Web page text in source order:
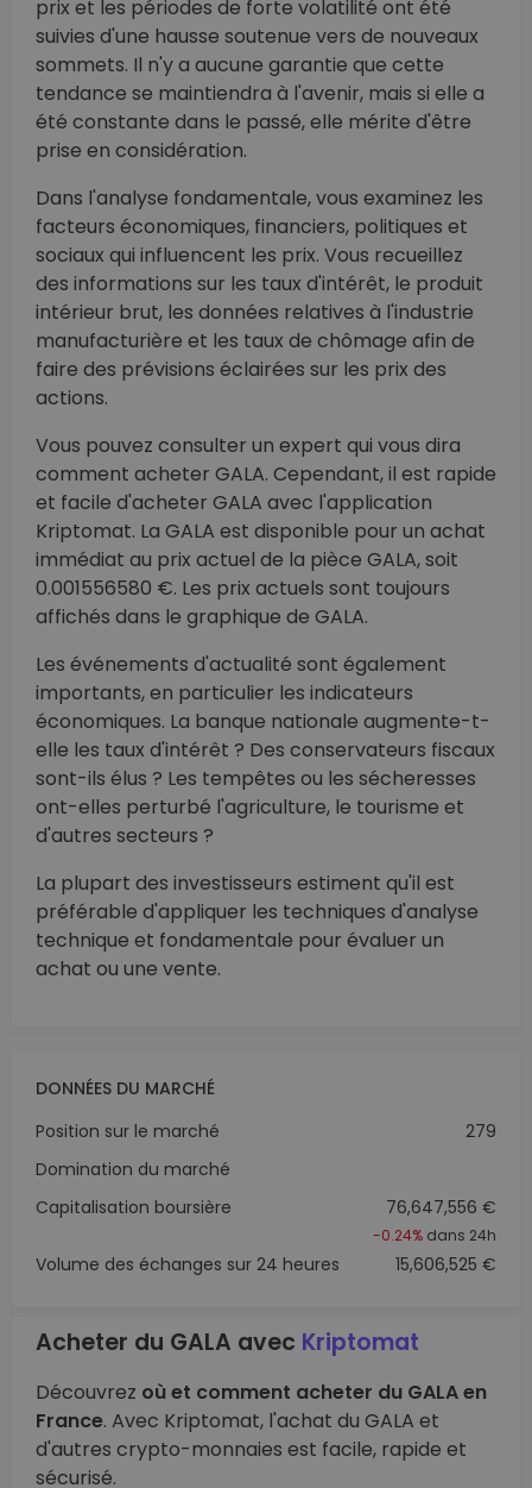
prix et les périodes de forte volatilité ont été
suivies d'une hausse soutenue vers de nouveaux
sommets. Il n'y a aucune garantie que cette
tendance se maintiendra à l'avenir, mais si elle a
été constante dans le passé, elle mérite d'être
prise en considération.
Dans l'analyse fondamentale, vous examinez les
facteurs économiques, financiers, politiques et
sociaux qui influencent les prix. Vous recueillez
des informations sur les taux d'intérêt, le produit
intérieur brut, les données relatives à l'industrie
manufacturière et les taux de chômage afin de
faire des prévisions éclairées sur les prix des
actions.
Vous pouvez consulter un expert qui vous dira
comment acheter GALA. Cependant, il est rapide
et facile d'acheter GALA avec l'application
Kriptomat. La GALA est disponible pour un achat
immédiat au prix actuel de la pièce GALA, soit
0.001556580 €. Les prix actuels sont toujours
affichés dans le graphique de GALA.
Les événements d'actualité sont également
importants, en particulier les indicateurs
économiques. La banque nationale augmente-t-
elle les taux d'intérêt ? Des conservateurs fiscaux
sont-ils élus ? Les tempêtes ou les sécheresses
ont-elles perturbé l'agriculture, le tourisme et
d'autres secteurs ?
La plupart des investisseurs estiment qu'il est
préférable d'appliquer les techniques d'analyse
technique et fondamentale pour évaluer un
achat ou une vente.
DONNÉES DU MARCHÉ
Position sur le marché
279
Domination du marché
Capitalisation boursière
76,647,556 €
-0.24% dans 24h
Volume des échanges sur 24 heures 15,606,525 €
Acheter du GALA avec Kriptomat
Découvrez où et comment acheter du GALA en
France. Avec Kriptomat, l'achat du GALA et
d'autres crypto-monnaies est facile, rapide et
sécurisé.